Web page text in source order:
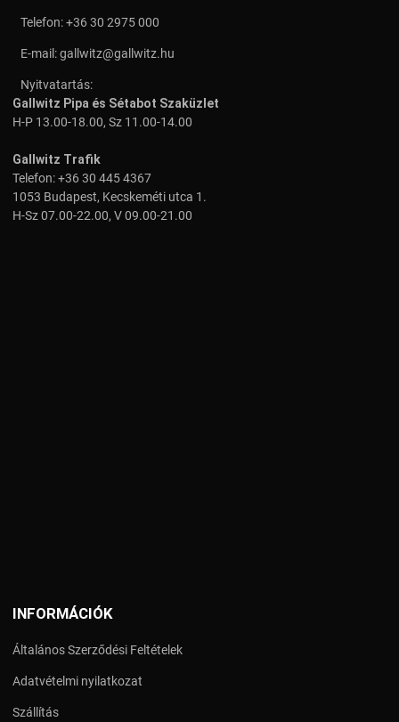
Telefon:+36 30 2975 000
E-mail:gallwitz@gallwitz.hu
Nyitvatartás:
Gallwitz Pipa és Sétabot Szaküzlet
H-P 13.00-18.00, Sz 11.00-14.00
Gallwitz Trafik
Telefon:+36 30 445 4367
1053 Budapest, Kecskeméti utca 1.
H-Sz 07.00-22.00, V 09.00-21.00
INFORMÁCIÓK
Általános Szerződési Feltételek
Adatvételmi nyilatkozat
Szállítás